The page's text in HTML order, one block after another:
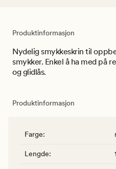
Produktinformasjon
Nydelig smykkeskrin til
smykker. Enkel å ha med på
og glidlås.
Produktinformasjon
Farge:
Lengde: